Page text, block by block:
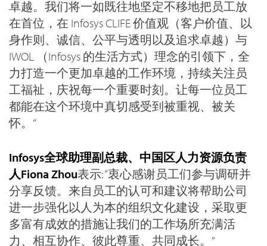
卓越。我们将一如既往地坚定不移地把员工放
在首位，在 Infosys CLIFE 价值观（客户价值、以
身作则、诚信、公平与透明以及追求卓越）与
IWOL （Infosys 的生活方式）理念的引领下，全
力打造一个更加卓越的工作环境，持续关注员
工福祉，庆祝每一个重要时刻。让每一位员工
都能在这个环境中真切感受到被重视、被关
怀。”
Infosys全球助理副总裁、中国区人力资源负责
人Fiona Zhou表示: “衷心感谢员工们参与调研并
分享反馈。来自员工的认可和建议将帮助公司
进一步强化以人为本的组织文化建设，采取更
多富有成效的措施让我们的工作场所充满活
力、相互协作、彼此尊重、共同成长。”